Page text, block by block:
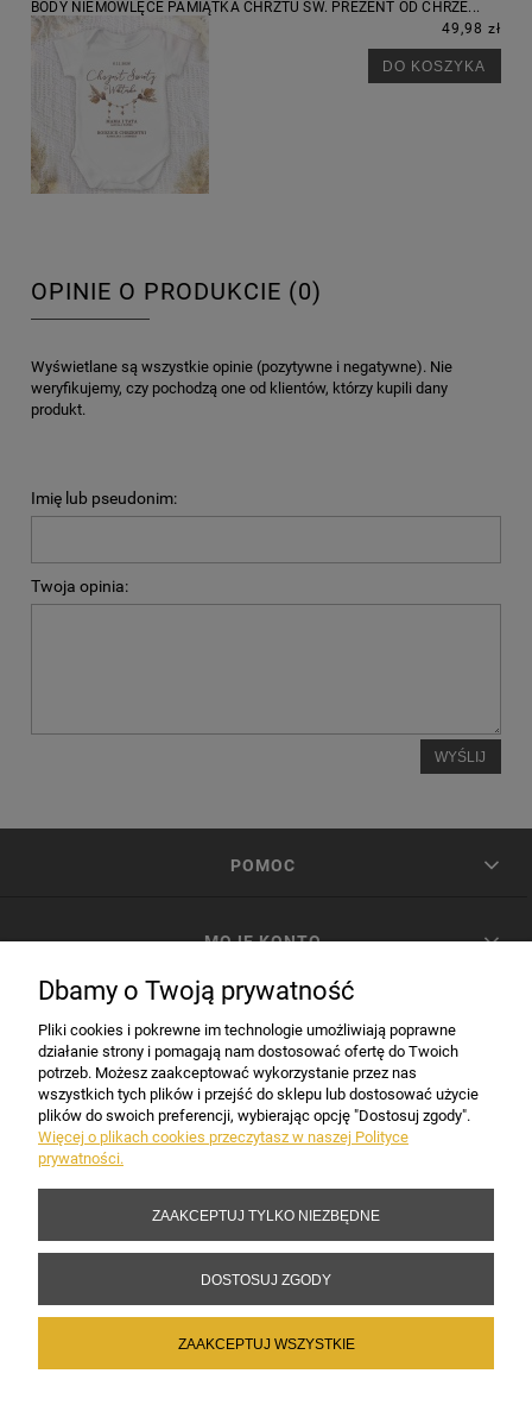
BODY NIEMOWLĘCE PAMIĄTKA CHRZTU ŚW. PREZENT OD CHRZE...
49,98 zł
DO KOSZYKA
OPINIE O PRODUKCIE (0)
Wyświetlane są wszystkie opinie (pozytywne i negatywne). Nie
weryfikujemy, czy pochodzą one od klientów, którzy kupili dany
produkt.
Imię lub pseudonim:
Twoja opinia:
WYŚLIJ
POMOC
MOJE KONTO
INFORMACJE
Copyright 2017-2026 Sakramento.pl
Dbamy o Twoją prywatność
Pliki cookies i pokrewne im technologie umożliwiają poprawne
działanie strony i pomagają nam dostosować ofertę do Twoich
potrzeb. Możesz zaakceptować wykorzystanie przez nas
wszystkich tych plików i przejść do sklepu lub dostosować użycie
plików do swoich preferencji, wybierając opcję "Dostosuj zgody".
Więcej o plikach cookies przeczytasz w naszej Polityce
prywatności.
ZAAKCEPTUJ TYLKO NIEZBĘDNE
DOSTOSUJ ZGODY
ZAAKCEPTUJ WSZYSTKIE